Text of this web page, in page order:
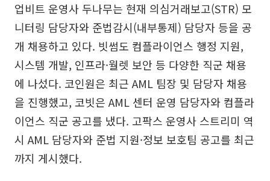
업비트 운영사 두나무는 현재 의심거래보고(STR) 모
니터링 담당자와 준법감시(내부통제) 담당자 등을 공
개 채용하고 있다. 빗썸도 컴플라이언스 행정 지원,
시스템 개발, 인프라·월렛 보안 등 다양한 직군 채용
에 나섰다. 코인원은 최근 AML 팀장 및 담당자 채용
을 진행했고, 코빗은 AML 센터 운영 담당자와 컴플라
이언스 직군 공고를 냈다. 고팍스 운영사 스트리미 역
시 AML 담당자와 준법 지원·정보 보호팀 공고를 최근
까지 게시했다.